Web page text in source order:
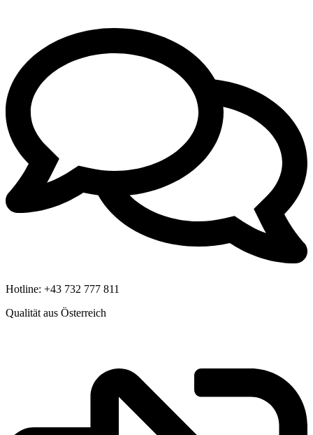
Hotline: +43 732 777 811
Qualität aus Österreich